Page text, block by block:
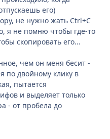
его)
не нужно жать Ctrl+C
я не помню чтобы где-то
скопировать его...
чем он меня бесит -
по двойному клику в
пытается
и выделяет только
- от пробела до